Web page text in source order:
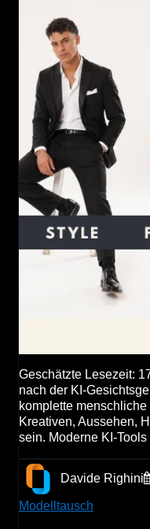
Geschätzte Lesezeit:
nach der KI-
komplette
Kreativen, Aussehen,
sein. Moderne KI-
Davide Righini
Modelltausch